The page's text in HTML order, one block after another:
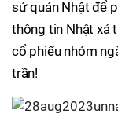
sứ quán Nhật để
thông tin Nhật xả
cổ phiếu nhóm
trần!